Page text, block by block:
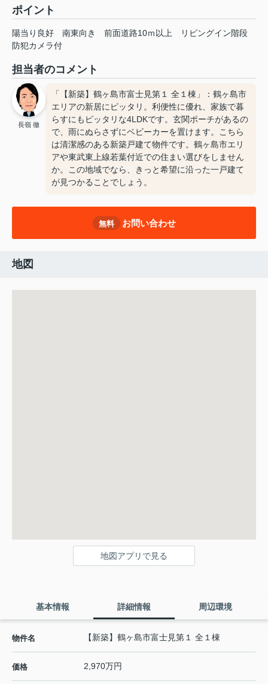
ポイント
陽当り良好 南東向き 前面道路10ｍ以上
リビングイン階段
防犯カメラ付
担当者のコメント
長嶺 徹
「【新築】鶴ヶ島市富士見第１ 全１棟」：鶴ヶ島市
エリアの新居にピッタリ。利便性に優れ、家族で暮
らすにもピッタリな4LDKです。玄関ポーチがあるの
で、雨にぬらさずにベビーカーを置けます。こちら
は清潔感のある新築戸建て物件です。鶴ヶ島市エリ
アや東武東上線若葉付近での住まい選びをしません
か。この地域でなら、きっと希望に沿った一戸建て
が見つかることでしょう。
無料 お問い合わせ
地図
地図アプリで見る
基本情報 詳細情報 周辺環境
物件名 【新築】鶴ヶ島市富士見第１ 全１棟
価格 2,970万円